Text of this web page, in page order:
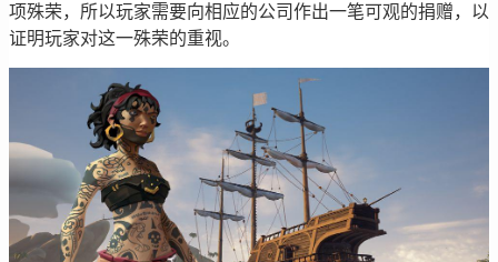
项殊荣，所以玩家需要向相应的公司作出一笔可观的捐赠，以
证明玩家对这一殊荣的重视。